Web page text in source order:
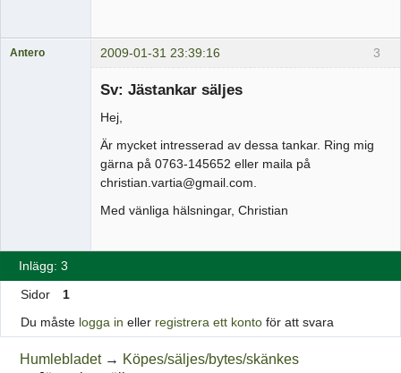
3
Antero 2009-01-31 23:39:16
Sv: Jästankar säljes
Hej,
Är mycket intresserad av dessa tankar. Ring mig
gärna på 0763-145652 eller maila på
christian.vartia@gmail.com.
Med vänliga hälsningar, Christian
Inlägg: 3
Sidor
1
Du måste logga in eller registrera ett kontoför att svara
Humlebladet → Köpes/säljes/bytes/skänkes